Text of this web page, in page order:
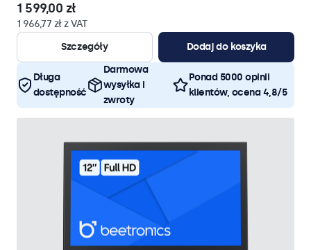
1 599,00 zł
1 966,77 zł z VAT
Szczegóły
Dodaj do koszyka
Długa
dostępność
Darmowa
wysyłka i
zwroty
Ponad 5000 opinii
klientów, ocena 4,8/5